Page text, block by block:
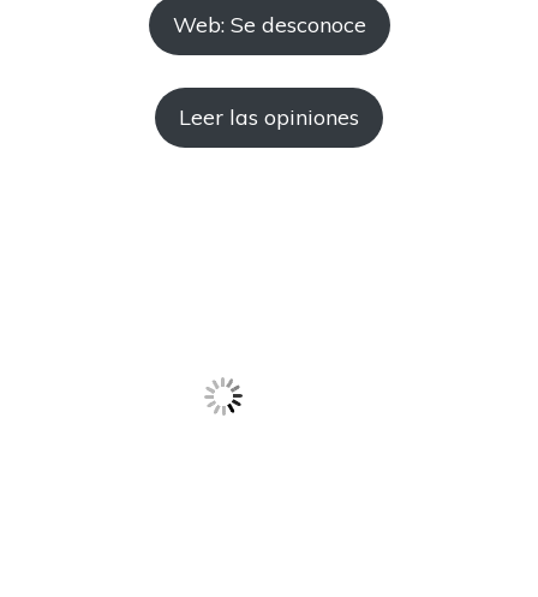
Web: Se desconoce
Leer las opiniones